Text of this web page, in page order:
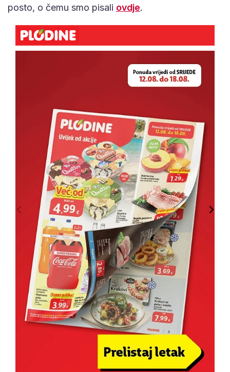
posto, o čemu smo pisali ovdje.